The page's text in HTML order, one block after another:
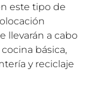
este tipo de
llevarán a cabo
básica,
y reciclaje